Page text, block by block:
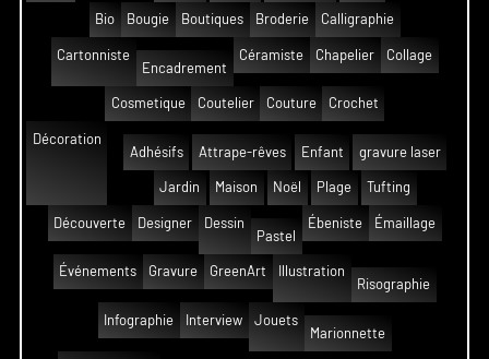
Bio Bougie Boutiques Broderie Calligraphie
Cartonniste
Encadrement
Céramiste Chapelier Collage
Cosmetique Coutelier Couture Crochet
Décoration
Adhésifs
Attrape-rêves Enfant gravure laser
Jardin Maison Noël Plage Tufting
Découverte Designer
Dessin
Pastel
Ébeniste Émaillage
Événements Gravure GreenArt
Illustration
Risographie
Infographie Interview
Jouets
Marionnette